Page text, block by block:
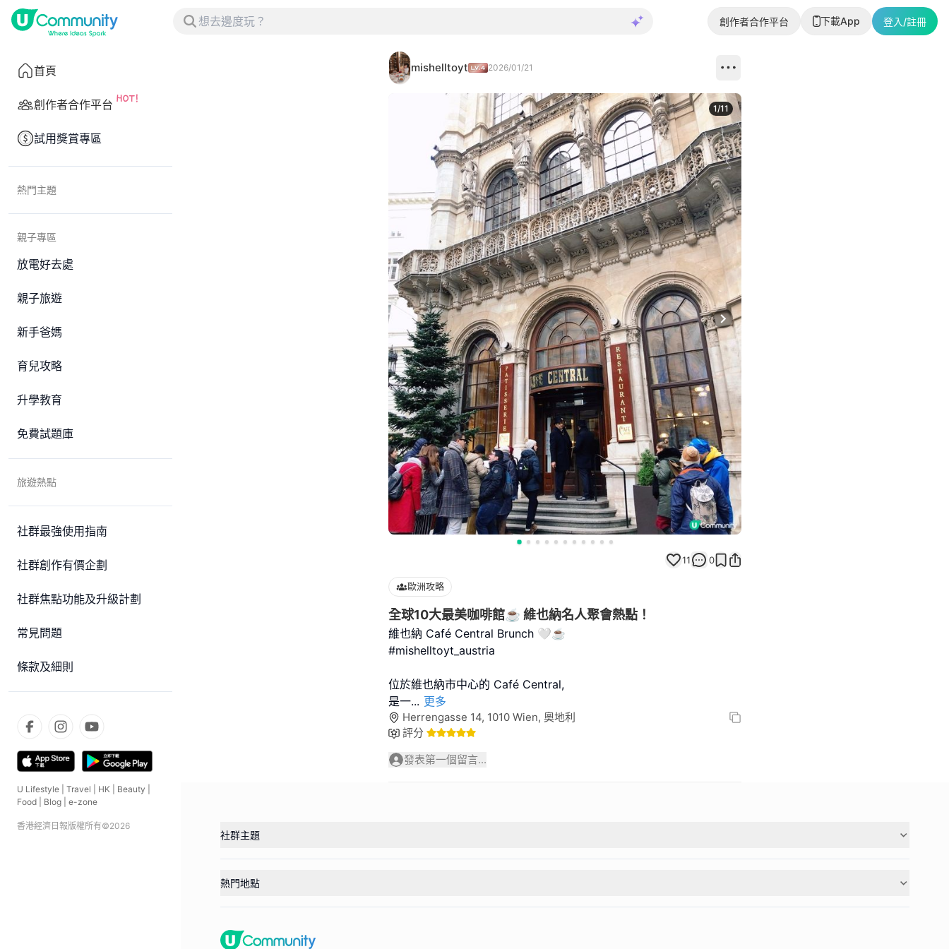
創作者合作平台 下載App 登入/註冊
首頁
創作者合作平台
試用獎賞專區
熱門主題
親子專區
放電好去處
親子旅遊
新手爸媽
育兒攻略
升學教育
免費試題庫
旅遊熱點
社群最強使用指南
社群創作有價企劃
社群焦點功能及升級計劃
常見問題
條款及細則
U Lifestyle Travel HK Beauty
Food
Blog e-zone
香港經濟日報版權所有©2026
mishelltoyt 2026/01/21
Next slide
1/11
11 0
歐洲攻略
全球10大最美咖啡館☕️ 維也納名人聚會熱點！
維也納 Café Central Brunch 🤍☕️
#mishelltoyt_austria
位於維也納市中心的 Café Central,
是一... 更多
Herrengasse 14, 1010 Wien, 奧地利
評分
發表第一個留言...
社群主題
熱門地點